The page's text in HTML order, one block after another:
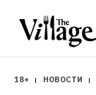
18+ НОВОСТИ